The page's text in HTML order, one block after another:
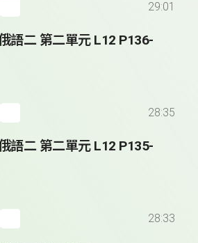
29:01
語二 第二單元 L12 P136-
28:35
語二 第二單元 L12 P135-
28:33